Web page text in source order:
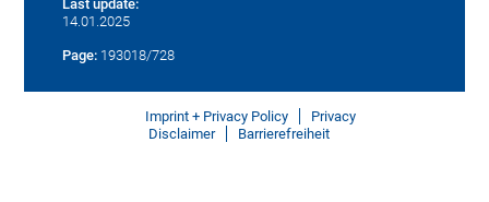
Last update:
14.01.2025
Page: 193018/728
Imprint + Privacy Policy
Privacy
Disclaimer
Barrierefreiheit